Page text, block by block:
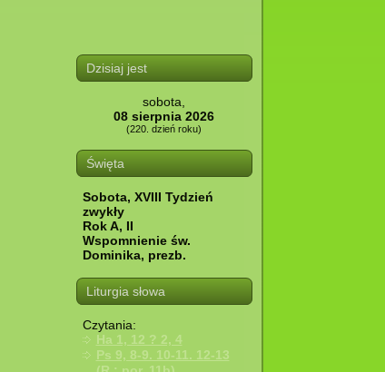
Dzisiaj jest
sobota,
08 sierpnia 2026
(220. dzień roku)
Święta
Sobota, XVIII Tydzień
zwykły
Rok A, II
Wspomnienie św.
Dominika, prezb.
Liturgia słowa
Czytania:
Ha 1, 12 ? 2, 4
Ps 9, 8-9. 10-11. 12-13